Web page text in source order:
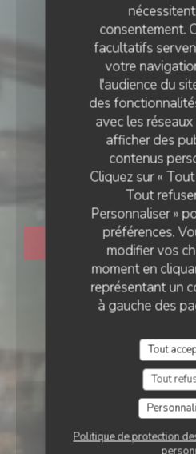
consentement.
facultatifs
votre
l'audience du
des
avec les
afficher des
contenus
Cliquez sur «
Tout
Personnaliser »
préférences.
modifier vos
moment en
représentant un
à gauche des
Tout
Tout
Politique de protection
RESTAURANT
• BOIS-